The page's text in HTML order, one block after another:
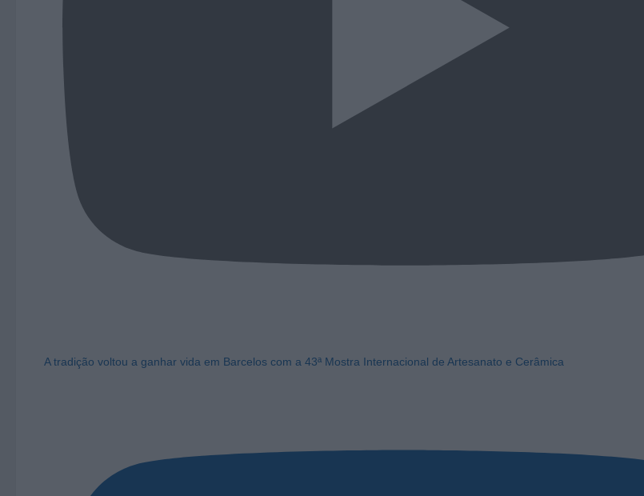
A tradição voltou a ganhar vida em Barcelos com a 43ª Mostra Internacional de Artesanato e Cerâmica